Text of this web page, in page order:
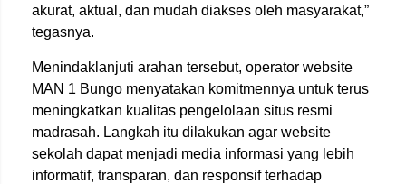
akurat, aktual, dan mudah diakses oleh masyarakat,”
tegasnya.
Menindaklanjuti arahan tersebut, operator website
MAN 1 Bungo menyatakan komitmennya untuk terus
meningkatkan kualitas pengelolaan situs resmi
madrasah. Langkah itu dilakukan agar website
sekolah dapat menjadi media informasi yang lebih
informatif, transparan, dan responsif terhadap